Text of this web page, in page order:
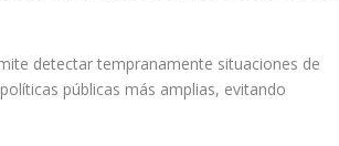
detectar tempranamente situaciones de
públicas más amplias, evitando